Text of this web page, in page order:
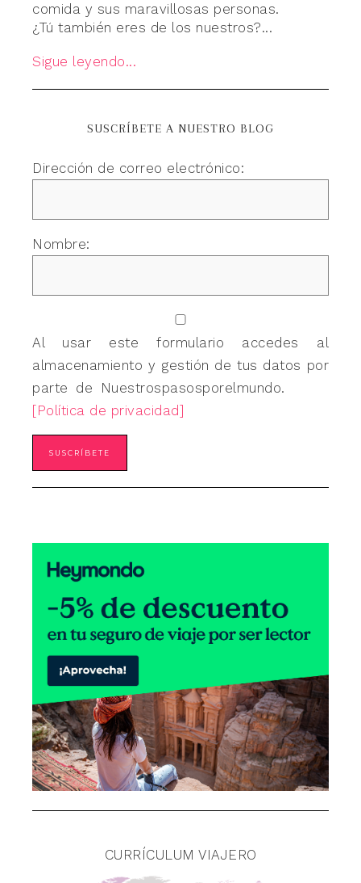
comida y sus maravillosas personas.
¿Tú también eres de los nuestros?...
Sigue leyendo...
SUSCRÍBETE A NUESTRO BLOG
Dirección de correo electrónico:
Nombre:
Al usar este formulario accedes al
almacenamiento y gestión de tus datos por
parte de Nuestrospasosporelmundo.
[Política de privacidad]
CURRÍCULUM VIAJERO